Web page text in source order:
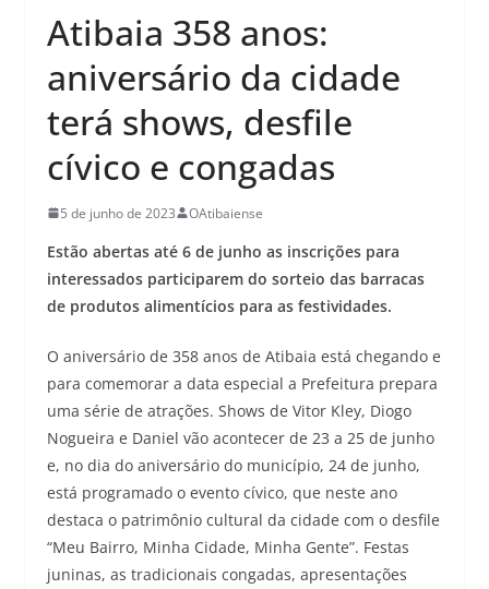
Atibaia 358 anos:
aniversário da cidade
terá shows, desfile
cívico e congadas
5 de junho de 2023 OAtibaiense
Estão abertas até 6 de junho as inscrições para
interessados participarem do sorteio das barracas
de produtos alimentícios para as festividades.
O aniversário de 358 anos de Atibaia está chegando e
para comemorar a data especial a Prefeitura prepara
uma série de atrações. Shows de Vitor Kley, Diogo
Nogueira e Daniel vão acontecer de 23 a 25 de junho
e, no dia do aniversário do município, 24 de junho,
está programado o evento cívico, que neste ano
destaca o patrimônio cultural da cidade com o desfile
“Meu Bairro, Minha Cidade, Minha Gente”. Festas
juninas, as tradicionais congadas, apresentações